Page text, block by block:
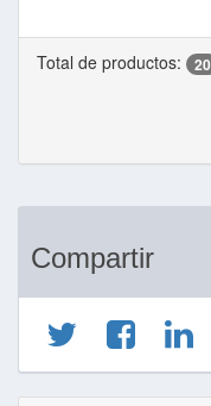
Total de productos: 20
Compartir